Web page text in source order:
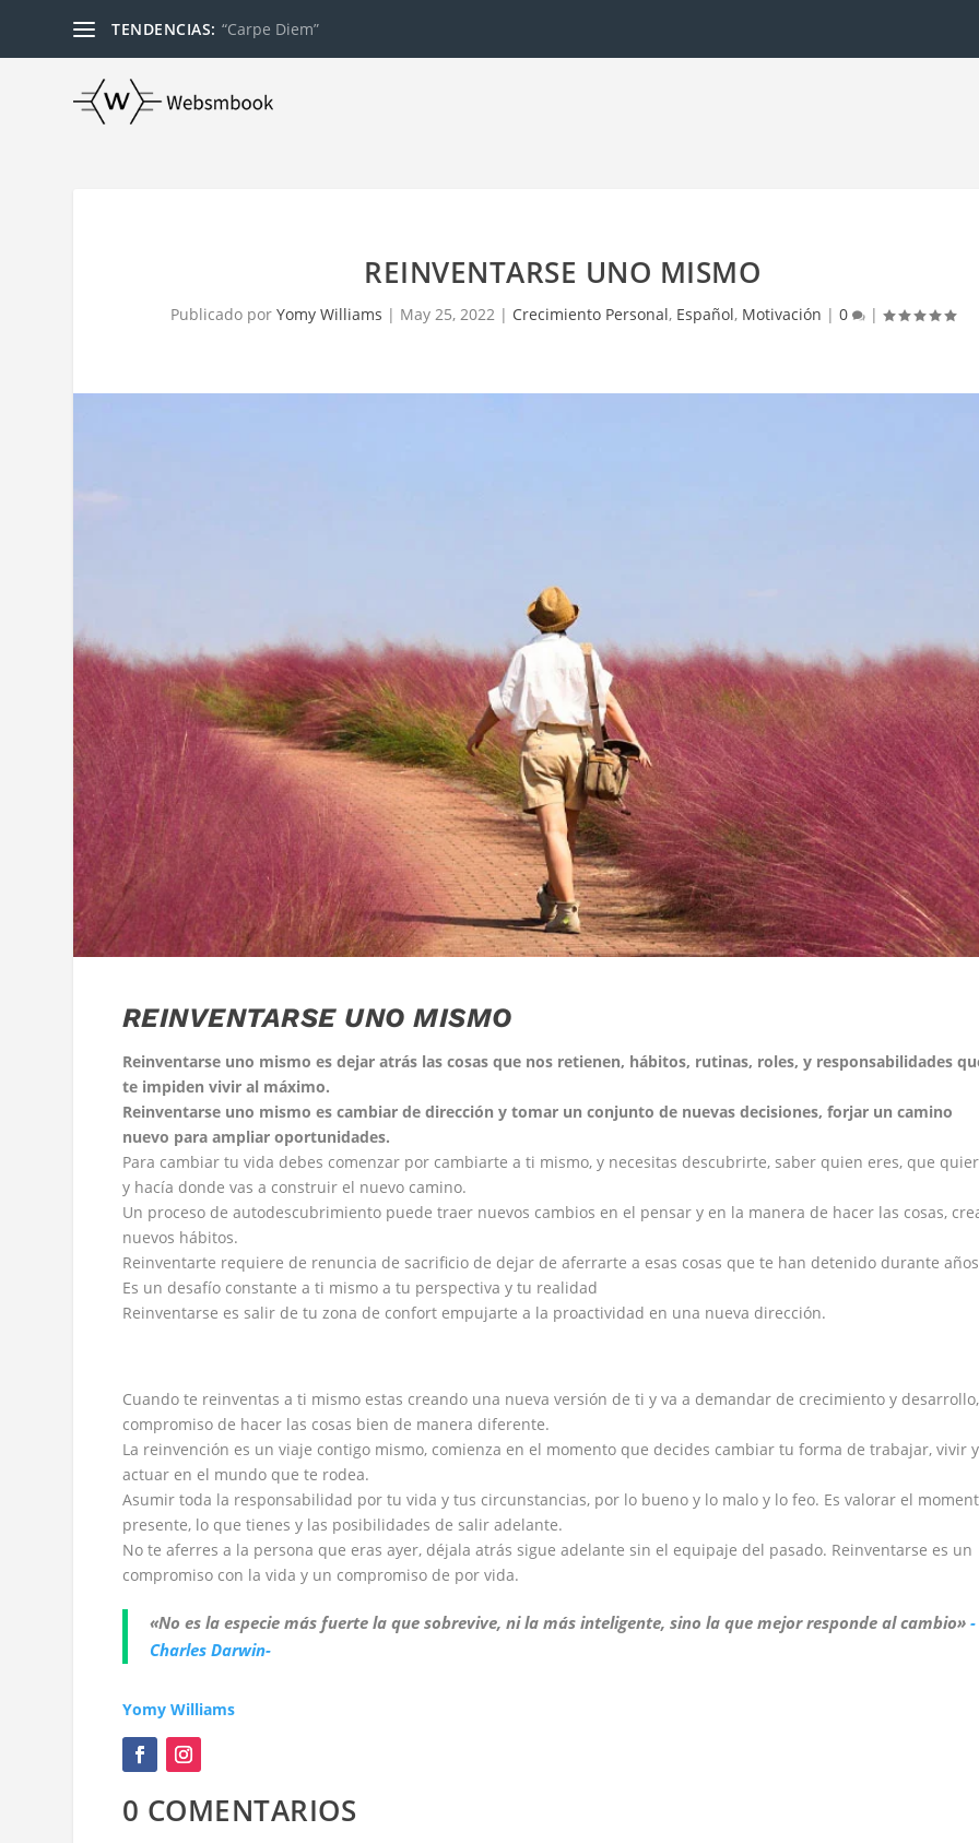
TENDENCIAS: “Carpe Diem”
REINVENTARSE UNO MISMO
Publicado por Yomy Williams | May 25, 2022| Crecimiento Personal, Español, Motivación | 0 |
REINVENTARSE UNO MISMO
Reinventarse uno mismo es dejar atrás las cosas que nos retienen, hábitos, rutinas, roles, y responsabilidades
te impiden vivir al máximo.
Reinventarse uno mismo es cambiar de dirección y tomar un conjunto de nuevas decisiones, forjar un camino
nuevo para ampliar oportunidades.
Para cambiar tu vida debes comenzar por cambiarte a ti mismo, y necesitas descubrirte, saber quien eres, que
y hacía donde vas a construir el nuevo camino.
Un proceso de autodescubrimiento puede traer nuevos cambios en el pensar y en la manera de hacer las cosas,
nuevos hábitos.
Reinventarte requiere de renuncia de sacrificio de dejar de aferrarte a esas cosas que te han detenido durante
Es un desafío constante a ti mismo a tu perspectiva y tu realidad
Reinventarse es salir de tu zona de confort empujarte a la proactividad en una nueva dirección.
Cuando te reinventas a ti mismo estas creando una nueva versión de ti y va a demandar de crecimiento y desarrollo,
compromiso de hacer las cosas bien de manera diferente.
La reinvención es un viaje contigo mismo, comienza en el momento que decides cambiar tu forma de trabajar, vivir y
actuar en el mundo que te rodea.
Asumir toda la responsabilidad por tu vida y tus circunstancias, por lo bueno y lo malo y lo feo. Es valorar el
presente, lo que tienes y las posibilidades de salir adelante.
No te aferres a la persona que eras ayer, déjala atrás sigue adelante sin el equipaje del pasado. Reinventarse es un
compromiso con la vida y un compromiso de por vida.
«No es la especie más fuerte la que sobrevive, ni la más inteligente, sino la que mejor responde al cambio» -
Charles Darwin-
Yomy Williams
0 COMENTARIOS